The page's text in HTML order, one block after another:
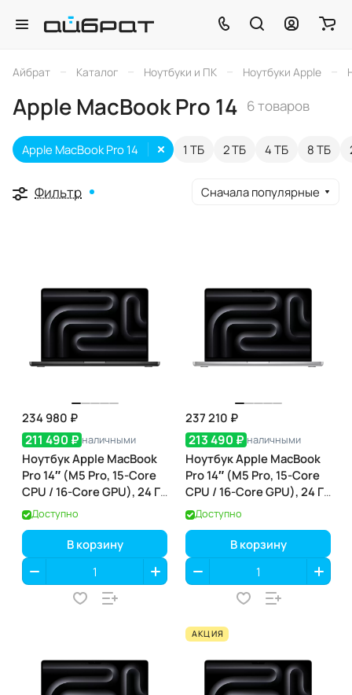
Айбрат – Каталог – Ноутбуки и ПК – Ноутбуки Apple –
Apple MacBook Pro 14 6 товаров
1 ТБ 2 ТБ 4 ТБ 8 ТБ
Apple MacBook Pro 14
Фильтр Сначала популярные
234 980 ₽
211 490 ₽ наличными
Ноутбук Apple MacBook
Pro 14″ (M5 Pro, 15-Core
CPU / 16-Core GPU), 24 ГБ
/ 1 ТБ, Space Black
(чёрный космос)
(MGDR4)
Доступно
В корзину
237 210 ₽
213 490 ₽ наличными
Ноутбук Apple MacBook
Pro 14″ (M5 Pro, 15-Core
CPU / 16-Core GPU), 24 ГБ
/ 1 ТБ, Silver
(серебристый) (MGDN4)
Доступно
В корзину
АКЦИЯ